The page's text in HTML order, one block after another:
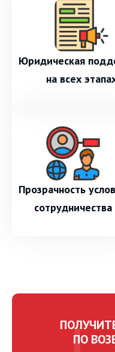
Юридическая
на всех
Прозрачность
сотрудничества
ПО